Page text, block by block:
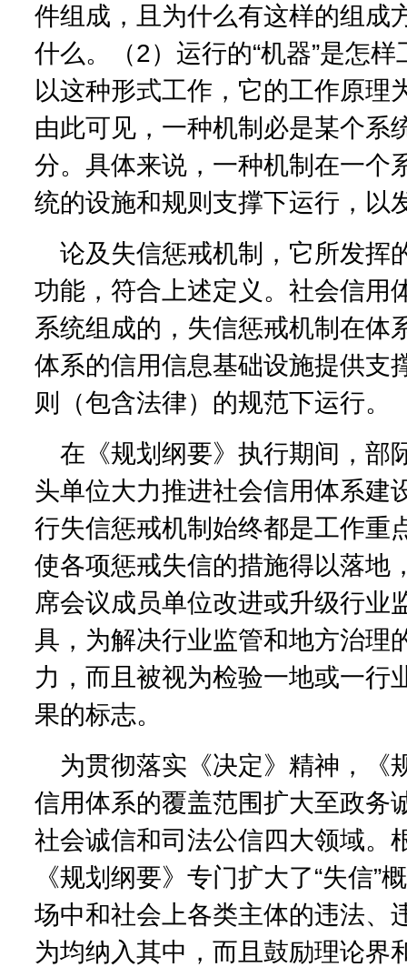
件组成，且为什么有这样的组成
什么。（2）运行的“机器”是怎
以这种形式工作，它的工作原理
由此可见，一种机制必是某个系
分。具体来说，一种机制在一个
统的设施和规则支撑下运行，以
论及失信惩戒机制，它所发挥
功能，符合上述定义。社会信用
系统组成的，失信惩戒机制在体
体系的信用信息基础设施提供支
则（包含法律）的规范下运行。
在《规划纲要》执行期间，部
头单位大力推进社会信用体系建
行失信惩戒机制始终都是工作重
使各项惩戒失信的措施得以落地
席会议成员单位改进或升级行业
具，为解决行业监管和地方治理
力，而且被视为检验一地或一行
果的标志。
为贯彻落实《决定》精神，《
信用体系的覆盖范围扩大至政务
社会诚信和司法公信四大领域。
《规划纲要》专门扩大了“失信”
场中和社会上各类主体的违法、
为均纳入其中，而且鼓励理论界